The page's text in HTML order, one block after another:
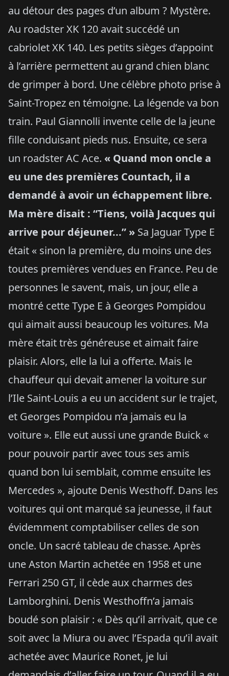
au détour des pages d’un album ? Mystère.
Au roadster XK 120 avait succédé un
cabriolet XK 140. Les petits sièges d’appoint
à l’arrière permettent au grand chien blanc
de grimper à bord. Une célèbre photo prise à
Saint-Tropez en témoigne. La légende va bon
train. Paul Giannolli invente celle de la jeune
fille conduisant pieds nus. Ensuite, ce sera
un roadster AC Ace. « Quand mon oncle a
eu une des premières Countach, il a
demandé à avoir un échappement libre.
Ma mère disait : “Tiens, voilà Jacques qui
arrive pour déjeuner...” » Sa Jaguar Type E
était « sinon la première, du moins une des
toutes premières vendues en France. Peu de
personnes le savent, mais, un jour, elle a
montré cette Type E à Georges Pompidou
qui aimait aussi beaucoup les voitures. Ma
mère était très généreuse et aimait faire
plaisir. Alors, elle la lui a offerte. Mais le
chauffeur qui devait amener la voiture sur
l’Ile Saint-Louis a eu un accident sur le trajet,
et Georges Pompidou n’a jamais eu la
voiture ». Elle eut aussi une grande Buick «
pour pouvoir partir avec tous ses amis
quand bon lui semblait, comme ensuite les
Mercedes », ajoute Denis Westhoff. Dans les
voitures qui ont marqué sa jeunesse, il faut
évidemment comptabiliser celles de son
oncle. Un sacré tableau de chasse. Après
une Aston Martin achetée en 1958 et une
Ferrari 250 GT, il cède aux charmes des
Lamborghini. Denis Westhoffn’a jamais
boudé son plaisir : « Dès qu’il arrivait, que ce
soit avec la Miura ou avec l’Espada qu’il avait
achetée avec Maurice Ronet, je lui